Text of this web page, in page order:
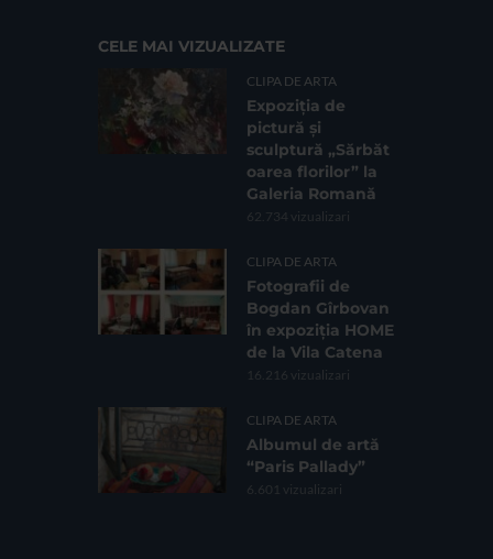
CELE MAI VIZUALIZATE
CLIPA DE ARTA
Expoziția de
pictură și
sculptură „Sărbăt
oarea florilor” la
Galeria Romană
62.734 vizualizari
CLIPA DE ARTA
Fotografii de
Bogdan Gîrbovan
în expoziția HOME
de la Vila Catena
16.216 vizualizari
CLIPA DE ARTA
Albumul de artă
“Paris Pallady”
6.601 vizualizari